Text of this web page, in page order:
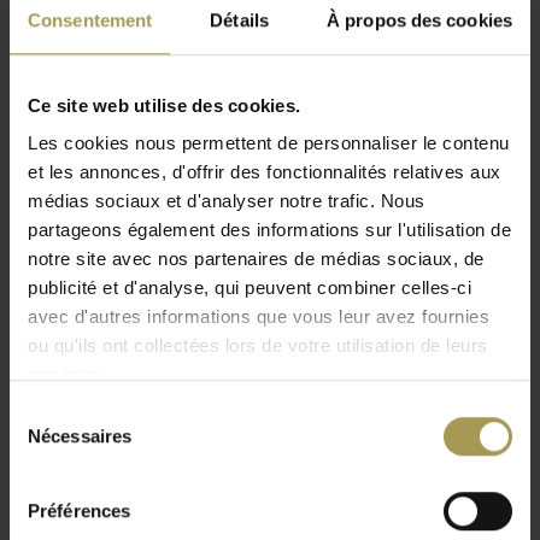
Consentement Détails À propos des cookies
Ce site web utilise des cookies.
Les cookies nous permettent de personnaliser le contenu
et les annonces, d'offrir des fonctionnalités relatives aux
médias sociaux et d'analyser notre trafic. Nous
partageons également des informations sur l'utilisation de
notre site avec nos partenaires de médias sociaux, de
publicité et d'analyse, qui peuvent combiner celles-ci
avec d'autres informations que vous leur avez fournies
ou qu'ils ont collectées lors de votre utilisation de leurs
Nécessaires
Préférences
de maison ou de bureau avec cette chaise de bureau
directeur en cuir de BrandNewOffice. Look design, la chaise
de bureau est absolument épurée et élégante dans tous les
profils. Plus encore avec sa sellerie en cuir qui offre
raffinement et classe. En fait, la chaise peut être tournée à
360 ° pour une visualisation facile dans n'importe quelle
direction et est également livrée avec un mécanisme
d'inclinaison à 5 positions pour vous permettre de vous
asseoir dans votre position et votre posture les plus
confortables.
Détails sophistiqués tels qu'une base en aluminium poli, un
mécanisme d'inclinaison excentrique et une force de ressort
Même une charge quotidienne allant jusqu'à 120 kg ne pose